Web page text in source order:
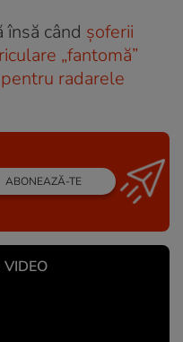
când șoferii
„fantomă”
radarele
ABONEAZĂ-TE